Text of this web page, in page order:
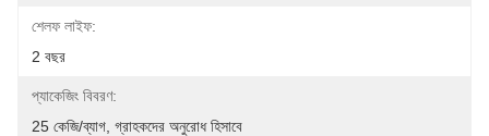
শেলফ লাইফ:
2 বছর
প্যাকেজিং বিবরণ:
25 কেজি/ব্যাগ, গ্রাহকদের অনুরোধ হিসাবে